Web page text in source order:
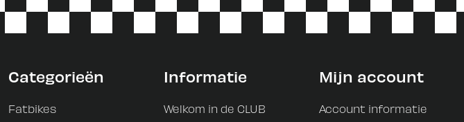
Categorieën
Fatbikes
Informatie
Welkom in de CLUB
Mijn account
Account informatie